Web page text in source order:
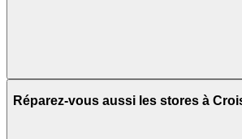
Réparez-vous aussi les stores à